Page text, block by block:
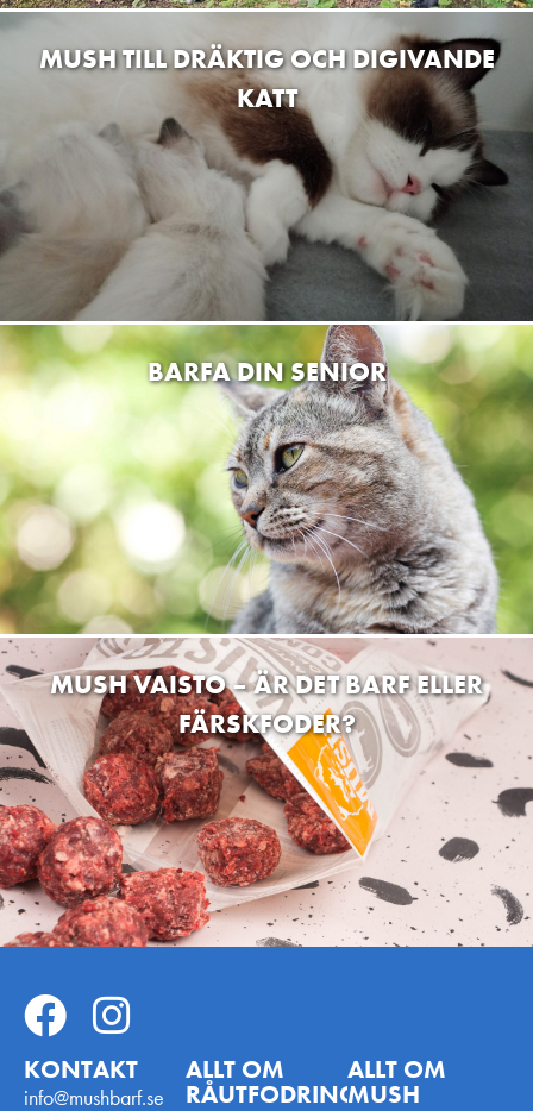
MUSH TILL DRÄKTIG OCH DIGIVANDE
KATT
BARFA DIN SENIOR
MUSH VAISTO – ÄR DET BARF ELLER
FÄRSKFODER?
KONTAKT
info@mushbarf.se
ALLT OM
RÅUTFODRING
ALLT OM
MUSH